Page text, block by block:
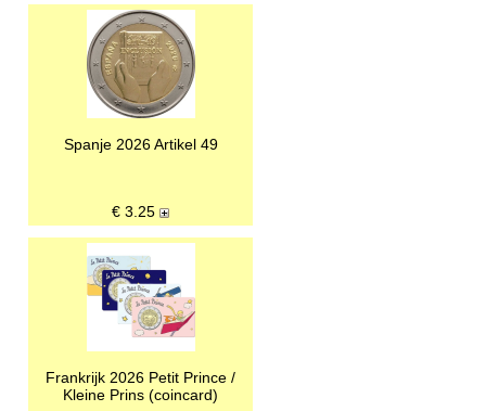
Spanje 2026 Artikel 49
€ 3.25
Frankrijk 2026 Petit Prince /
Kleine Prins (coincard)